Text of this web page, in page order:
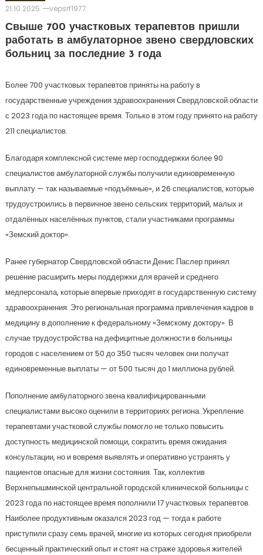
21.10.2025
vepsrf1977
Свыше 700 участковых терапевтов пришли
работать в амбулаторное звено свердловских
больниц за последние 3 года
Более 700 участковых терапевтов приняты на работу в
государственные учреждения здравоохранения Свердловской области
с 2023 года по настоящее время. Только в этом году принято на работу
211 специалистов.
Благодаря комплексной системе мер господдержки более 90
специалистов амбулаторной службы получили единовременную
выплату — так называемые «подъёмные», и 26 специалистов, которые
трудоустроились в первичное звено сельских территорий, малых и
отдалённых населённых пунктов, стали участниками программы
«Земский доктор».
Ранее губернатор Свердловской области Денис Паслер принял
решение расширить меры поддержки для врачей и среднего
медперсонала, которые впервые приходят в государственную систему
здравоохранения. Это региональная программа привлечения кадров в
медицину в дополнение к федеральному «Земскому доктору». В
случае трудоустройства на дефицитные должности в больницы
городов с населением от 50 до 350 тысяч человек они получат
единовременные выплаты — от 500 тысяч до 1 миллиона рублей.
Пополнение амбулаторного звена квалифицированными
специалистами высоко оценили в территориях региона. Укрепление
терапевтами участковой службы помогло не только повысить
доступность медицинской помощи, сократить время ожидания
консультации, но и вовремя выявлять и оперативно устранять у
пациентов опасные для жизни состояния. Так, коллектив
Верхнепышминской центральной городской клинической больницы с
2023 года по настоящее время пополнили 17 участковых терапевтов.
Наиболее продуктивным оказался 2023 год — тогда к работе
приступили сразу семь врачей, многие из которых сегодня приобрели
бесценный практический опыт и стоят на страже здоровья жителей